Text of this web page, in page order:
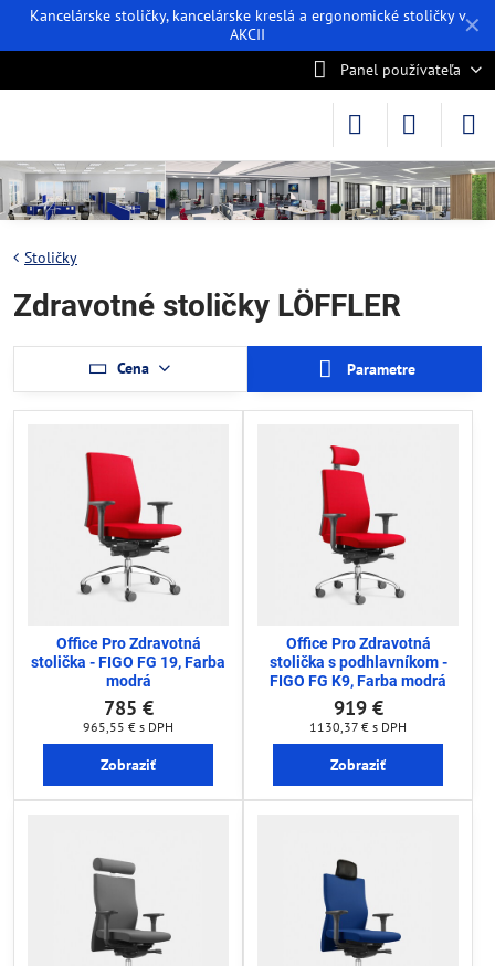
✕
Kancelárske stoličky, kancelárske kreslá a ergonomické stoličky v
AKCII
Panel používateľa
Stoličky
Zdravotné stoličky LÖFFLER
Cena Parametre
Office Pro Zdravotná
stolička - FIGO FG 19, Farba
modrá
785 €
965,55 € s DPH
Zobraziť
Office Pro Zdravotná
stolička s podhlavníkom -
FIGO FG K9, Farba modrá
919 €
1130,37 € s DPH
Zobraziť